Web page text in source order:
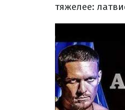
тяжелее: